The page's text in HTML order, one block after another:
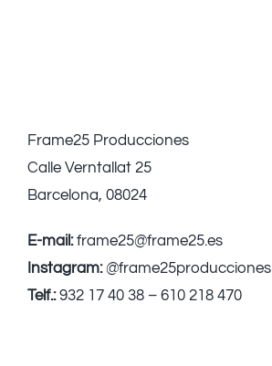
Frame25 Producciones
Calle Verntallat 25
Barcelona, 08024
E-mail:frame25@frame25.es
Instagram:@frame25producciones
Telf.:932 17 40 38 – 610 218 470